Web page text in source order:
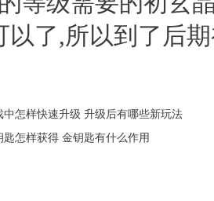
以了,所以到了后
中怎样快速升级 升级后有哪些新玩法
匙怎样获得 金钥匙有什么作用